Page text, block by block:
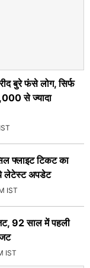
बुरे फंसे लोग, सिर्फ
से ज्यादा
फ्लाइट टिकट का
लेटेस्ट अपडेट
IST
92 साल में पहली
IST